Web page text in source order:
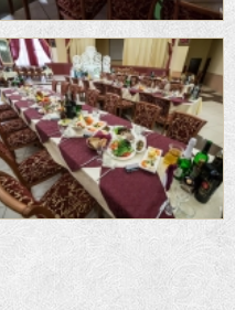
гастро-бар «Veranda на